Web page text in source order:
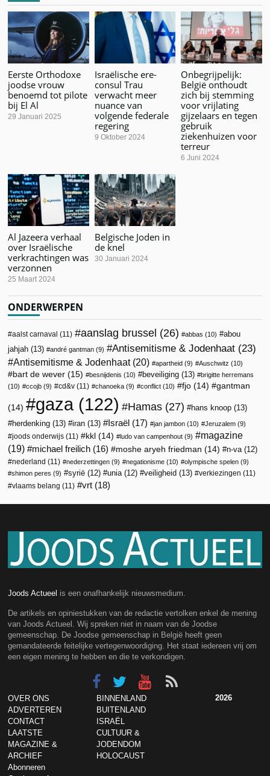
Eerste Orthodoxe
joodse vrouw
benoemd tot pilote
bij El Al
29 Januari 2025
Israëlische ere-
consul Trau
verwacht meer
nuance van
volgende federale
regering
9 Oktober 2024
Onbegrijpelijk:
België onthoudt
zich bij stemming
voor vrijlating
gijzelaars en tegen
gebruik
ziekenhuizen voor
terreur
6 Juni 2024
Al Jazeera verhaal
over Israëlische
verkrachtingen was
verzonnen
25 Maart 2024
Belgische Joden in
de knel
30 Januari 2024
ONDERWERPEN
aalst carnaval (11) aanslag brussel (26) abbas (10)
abou
jahjah (13) andré gantman (9) Antisemitisme & Jodenhaat (23)
Antisemitisme & Jodenhaat(20) apartheid (9) Auschwitz (10)
bart de wever (15) besnijdenis (10) beveiliging (13)
brigitte herremans
(10)
ccojb (9) cd&v (11) chanoeka (9) conflict (10) fjo (14) gantman
(14) gaza(122) Hamas (27) hans knoop (13)
herdenking (13) iran (13) Israël (17) jan jambon (10) Jeruzalem (9)
joods onderwijs (11) kkl (14) ludo van campenhout (9)
magazine
(19)
michael freilich (16) moshe aryeh friedman (14) n-va(12)
nederland (11) nederzettingen (9) negationisme (10) olympische spelen (9)
shimon peres (9) syrië (12) unia(12) veiligheid (13) verkiezingen (11)
vlaams belang (11) vrt (18)
Joods Actueel is een onafhankelijk nieuwsmedium.
De artikels en opiniestukken van de redactie vertolken enkel de mening
van Joods Actueel. Wij spreken niet in naam van de Joodse
gemeenschap. De Joodse gemeenschap in België heeft geen
gemandateerde feitelijke vertegenwoordiging. Het staat iedereen vrij om
een eigen mening te hebben en die te verkondigen.
OVER ONS
ADVERTEREN
CONTACT
LAATSTE
MAGAZINE &
ARCHIEF
Abonneren
BINNENLAND
BUITENLAND
ISRAËL
CULTUUR &
JODENDOM
HOLOCAUST
2026